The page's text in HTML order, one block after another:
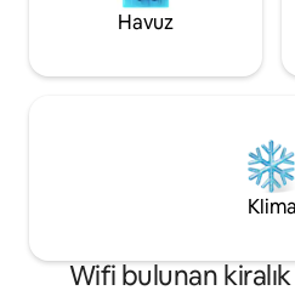
Havuz
Klima
Wifi bulunan